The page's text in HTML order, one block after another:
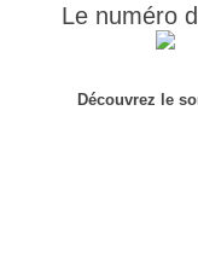
Le numéro
Découvrez le